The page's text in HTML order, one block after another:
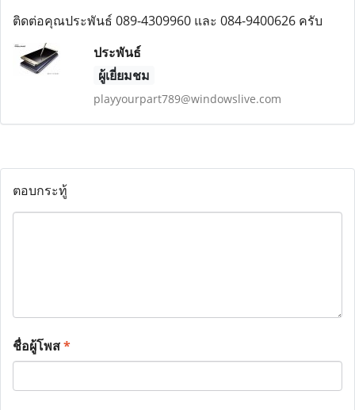
ติดต่อคุณประพันธ์ 089-4309960 และ 084-9400626 ครับ
ประพันธ์
ผู้เยี่ยมชม
playyourpart789@windowslive.com
ตอบกระทู้
ชื่อผู้โพส*